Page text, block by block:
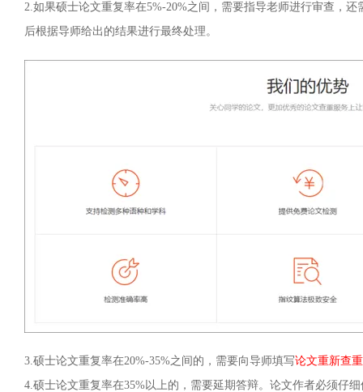
2.如果硕士论文重复率在5%-20%之间，需要指导老师进行审查，
后根据导师给出的结果进行最终处理。
3.硕士论文重复率在20%-35%之间的，需要向导师填写论文重新查
4.硕士论文重复率在35%以上的，需要延期答辩。论文作者必须仔